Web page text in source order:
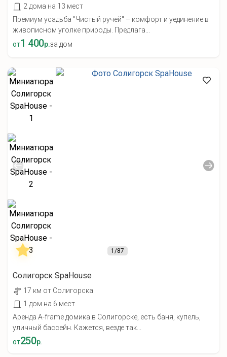
2 дома на 13 мест
Премиум усадьба "Чистый ручей" – комфорт и уединение в
живописном уголке природы. Предлага...
от1 400р.за дом
1/87
Солигорск SpaHouse
17 км от Солигорска
1 дом на 6 мест
Аренда A-frame домика в Солигорске, есть баня, купель,
уличный бассейн. Кажется, везде так...
от250р.